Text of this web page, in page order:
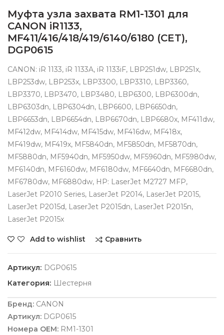
Муфта узла захвата RM1-1301 для
CANON iR1133,
MF411/416/418/419/6140/6180 (CET),
DGP0615
CANON: iR 1133, iR 1133A, iR 1133iF, LBP251dw, LBP251x,
LBP253dw, LBP253x, LBP3300, LBP3310, LBP3360,
LBP3370, LBP3470, LBP3480, LBP6300, LBP6300dn,
LBP6303dn, LBP6304dn, LBP6600, LBP6650dn,
LBP6653dn, LBP6654dn, LBP6670dn, LBP6680x, MF411dw,
MF412dw, MF414dw, MF415dw, MF416dw, MF418x,
MF419dw, MF419x, MF5840dn, MF5850dn, MF5870dn,
MF5880dn, MF5940dn, MF5950dw, MF5960dn, MF5980dw,
MF6140dn, MF6160dw, MF6180dw, MF6640dn, MF6680dn,
MF6780dw, MF6880dw, HP: LaserJet M2727 MFP,
LaserJet P2010 Series, LaserJet P2014, LaserJet P2015,
LaserJet P2015d, LaserJet P2015dn, LaserJet P2015n,
LaserJet P2015x
Add to wishlist Сравнить
Артикул: DGP0615
Категория: Шестерня
Бренд: CANON
Артикул: DGP0615
Номера OEM: RM1-1301